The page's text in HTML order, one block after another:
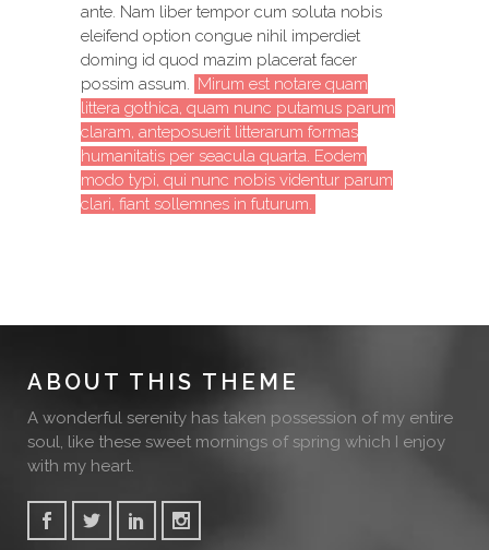
ante. Nam liber tempor cum soluta nobis
eleifend option congue nihil imperdiet
doming id quod mazim placerat facer
possim assum. Mirum est notare quam
littera gothica, quam nunc putamus parum
claram, anteposuerit litterarum formas
humanitatis per seacula quarta. Eodem
modo typi, qui nunc nobis videntur parum
clari, fiant sollemnes in futurum.
ABOUT THIS THEME
A wonderful serenity has taken possession of my entire
soul, like these sweet mornings of spring which I enjoy
with my heart.